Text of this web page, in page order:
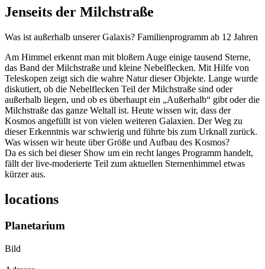
Jenseits der Milchstraße
Was ist außerhalb unserer Galaxis? Familienprogramm ab 12 Jahren
Am Himmel erkennt man mit bloßem Auge einige tausend Sterne,
das Band der Milchstraße und kleine Nebelflecken. Mit Hilfe von
Teleskopen zeigt sich die wahre Natur dieser Objekte. Lange wurde
diskutiert, ob die Nebelflecken Teil der Milchstraße sind oder
außerhalb liegen, und ob es überhaupt ein „Außerhalb“ gibt oder die
Milchstraße das ganze Weltall ist. Heute wissen wir, dass der
Kosmos angefüllt ist von vielen weiteren Galaxien. Der Weg zu
dieser Erkenntnis war schwierig und führte bis zum Urknall zurück.
Was wissen wir heute über Größe und Aufbau des Kosmos?
Da es sich bei dieser Show um ein recht langes Programm handelt,
fällt der live-moderierte Teil zum aktuellen Sternenhimmel etwas
kürzer aus.
locations
Planetarium
Bild